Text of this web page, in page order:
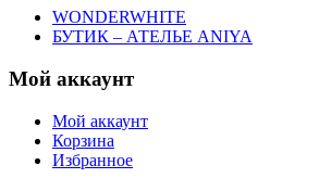
WONDERWHITE
БУТИК – АТЕЛЬЕ ANIYA
Мой аккаунт
Мой аккаунт
Корзина
Избранное